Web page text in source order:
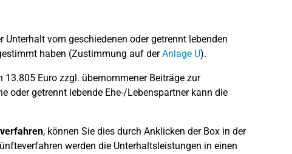
Unterhalt vom geschiedenen oder getrennt lebenden
haben (Zustimmung auf derAnlage U).
Euro zzgl. übernommener Beiträge zur
oder getrennt lebende Ehe-/Lebenspartner kann die
, können Sie dies durch Anklicken der Box in der
werden die Unterhaltsleistungen in einen